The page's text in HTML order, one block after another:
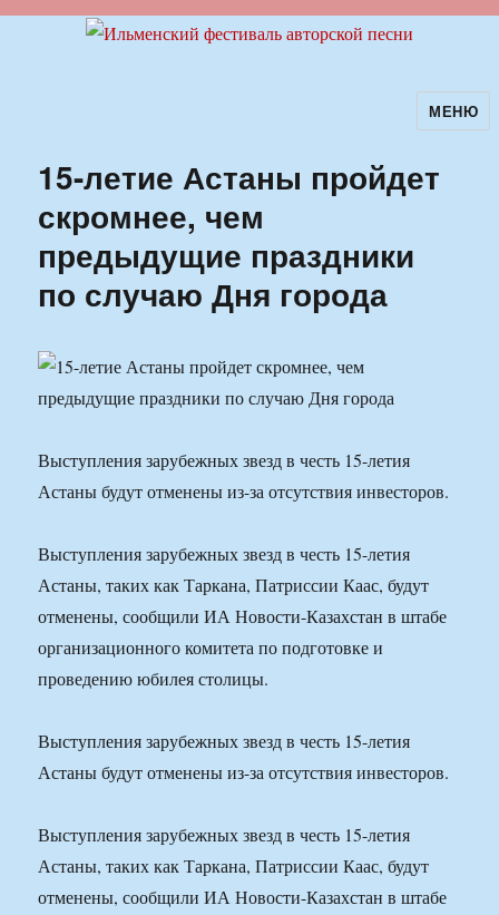
Ильменский фестиваль авторской
песни
МЕНЮ
15-летие Астаны пройдет
скромнее, чем
предыдущие праздники
по случаю Дня города
Выступления зарубежных звезд в честь 15-летия
Астаны будут отменены из-за отсутствия инвесторов.
Выступления зарубежных звезд в честь 15-летия
Астаны, таких как Таркана, Патриссии Каас, будут
отменены, сообщили ИА Новости-Казахстан в штабе
организационного комитета по подготовке и
проведению юбилея столицы.
Выступления зарубежных звезд в честь 15-летия
Астаны будут отменены из-за отсутствия инвесторов.
Выступления зарубежных звезд в честь 15-летия
Астаны, таких как Таркана, Патриссии Каас, будут
отменены, сообщили ИА Новости-Казахстан в штабе